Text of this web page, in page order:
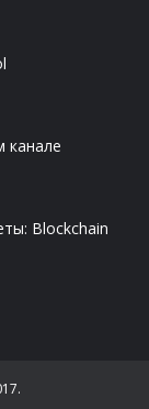
канале
Blockchain